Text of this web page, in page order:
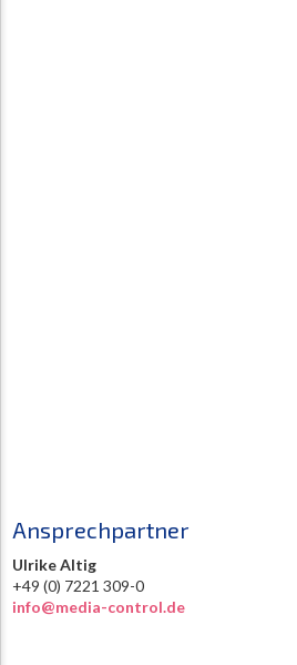
Ansprechpartner
Ulrike Altig
+49 (0) 7221 309-0
info@media-control.de